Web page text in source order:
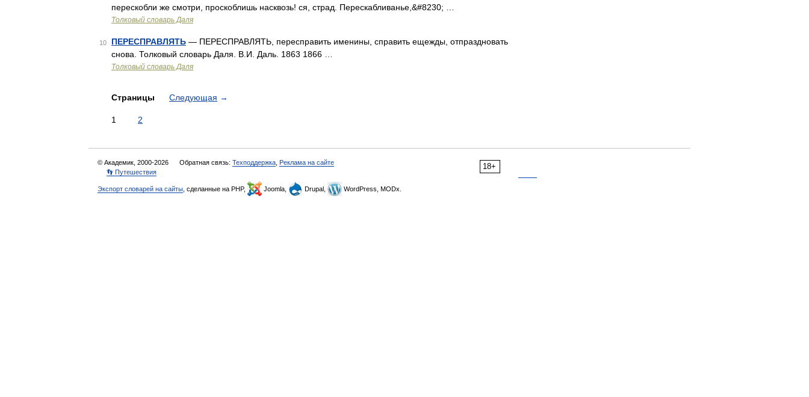
перескобли же смотри, проскоблишь насквозь! ся, страд. Перескабливанье,&#8230; …
Толковый словарь Даля
10 ПЕРЕСПРАВЛЯТЬ — ПЕРЕСПРАВЛЯТЬ, пересправить именины, справить ещежды, отпраздновать
снова. Толковый словарь Даля. В.И. Даль. 1863 1866 …
Толковый словарь Даля
Страницы Следующая →
1 2
18+
© Академик, 2000-2026 Обратная связь: Техподдержка Реклама на сайте
👣 Путешествия
Экспорт словарей на сайты , сделанные на PHP, Joomla, Drupal, WordPress, MODx.